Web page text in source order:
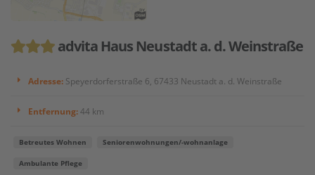
advita Haus Neustadt a. d. Weinstraße
Adresse: Speyerdorferstraße 6, 67433 Neustadt a. d. Weinstraße
Entfernung:44 km
Betreutes Wohnen Seniorenwohnungen/-wohnanlage
Ambulante Pflege